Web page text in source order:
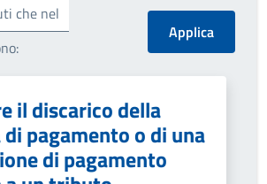
che nel
il discarico della
pagamento o di una
di pagamento